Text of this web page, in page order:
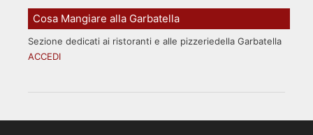
Cosa Mangiare alla Garbatella
Sezione dedicati ai ristoranti e alle pizzeriedella Garbatella
ACCEDI